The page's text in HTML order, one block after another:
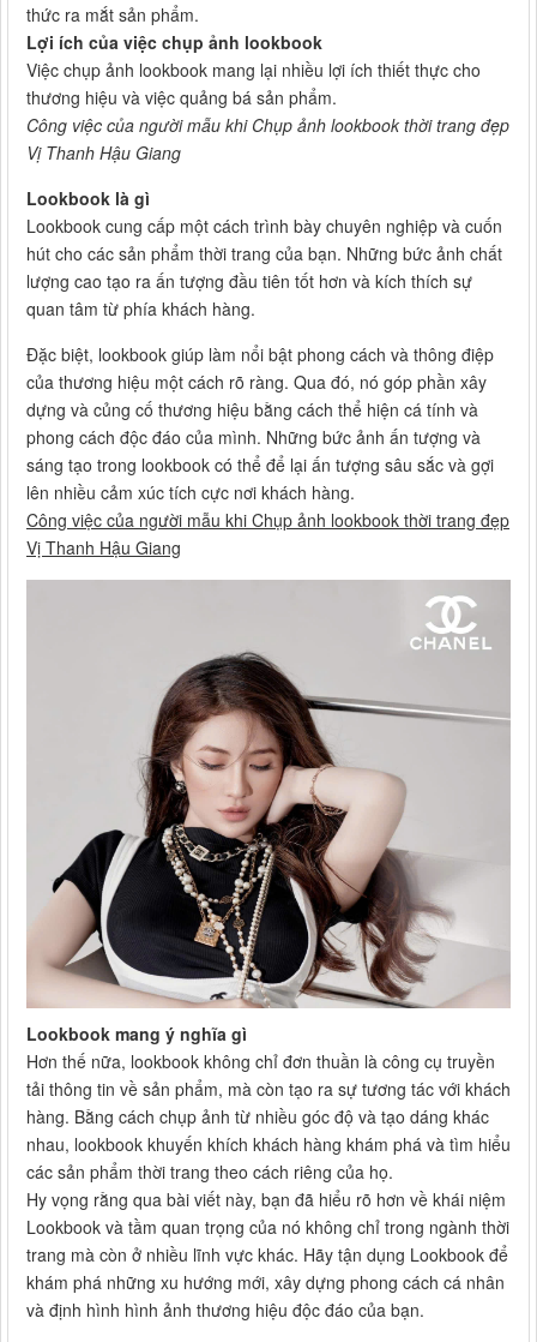
thức ra mắt sản phẩm.
Lợi ích của việc chụp ảnh lookbook
Việc chụp ảnh lookbook mang lại nhiều lợi ích thiết thực cho
thương hiệu và việc quảng bá sản phẩm.
Công việc của người mẫu khi Chụp ảnh lookbook thời trang đẹp
Vị Thanh Hậu Giang
Lookbook là gì
Lookbook cung cấp một cách trình bày chuyên nghiệp và cuốn
hút cho các sản phẩm thời trang của bạn. Những bức ảnh chất
lượng cao tạo ra ấn tượng đầu tiên tốt hơn và kích thích sự
quan tâm từ phía khách hàng.
Đặc biệt, lookbook giúp làm nổi bật phong cách và thông điệp
của thương hiệu một cách rõ ràng. Qua đó, nó góp phần xây
dựng và củng cố thương hiệu bằng cách thể hiện cá tính và
phong cách độc đáo của mình. Những bức ảnh ấn tượng và
sáng tạo trong lookbook có thể để lại ấn tượng sâu sắc và gợi
lên nhiều cảm xúc tích cực nơi khách hàng.
Công việc của người mẫu khi Chụp ảnh lookbook thời trang đẹp
Vị Thanh Hậu Giang
Lookbook mang ý nghĩa gì
Hơn thế nữa, lookbook không chỉ đơn thuần là công cụ truyền
tải thông tin về sản phẩm, mà còn tạo ra sự tương tác với khách
hàng. Bằng cách chụp ảnh từ nhiều góc độ và tạo dáng khác
nhau, lookbook khuyến khích khách hàng khám phá và tìm hiểu
các sản phẩm thời trang theo cách riêng của họ.
Hy vọng rằng qua bài viết này, bạn đã hiểu rõ hơn về khái niệm
Lookbook và tầm quan trọng của nó không chỉ trong ngành thời
trang mà còn ở nhiều lĩnh vực khác. Hãy tận dụng Lookbook để
khám phá những xu hướng mới, xây dựng phong cách cá nhân
và định hình hình ảnh thương hiệu độc đáo của bạn.